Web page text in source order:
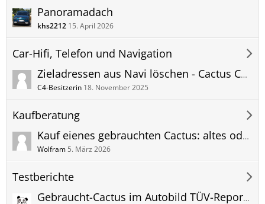
Panoramadach
khs2212 15. April 2026
Car-Hifi, Telefon und Navigation
Zieladressen aus Navi löschen - Cactus C4 - BJ: 2017
C4-Besitzerin 18. November 2025
Kaufberatung
Kauf eienes gebrauchten Cactus: altes oder neues Modell
Wolfram 5. März 2026
Testberichte
Gebraucht-Cactus im Autobild TÜV-Report aus Herbst 2020